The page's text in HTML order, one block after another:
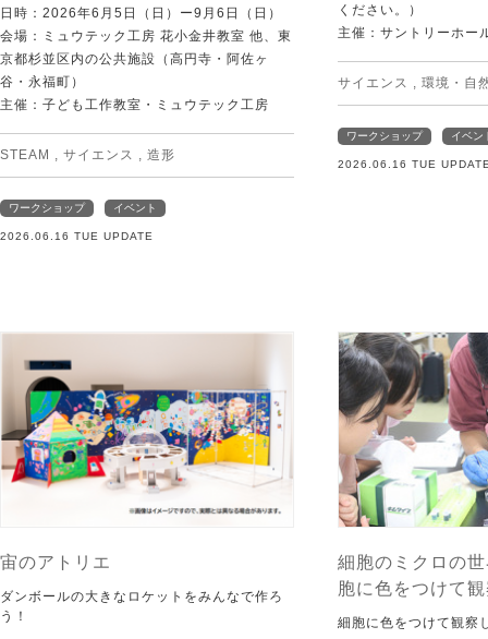
日時：2026年6月5日（日）ー9月6日（日）
会場：ミュウテック工房 花小金井教室 他、東
京都杉並区内の公共施設（高円寺・阿佐ヶ
谷・永福町）
主催：子ども工作教室・ミュウテック工房
STEAM , サイエンス , 造形
ワークショップ イベント
2026.06.16 TUE UPDATE
ください。）
主催：サントリーホー
サイエンス , 環境・自
ワークショップ イベン
2026.06.16 TUE
宙のアトリエ
ダンボールの大きなロケットをみんなで作ろ
う！
細胞のミクロの
胞に色をつけて
細胞に色をつけて観察